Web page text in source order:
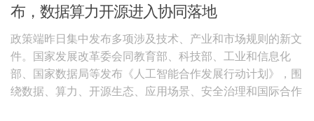
布，数据算力开源进入协同落地
政策端昨日集中发布多项涉及技术、产业和市场规则的新文
件。国家发展改革委会同教育部、科技部、工业和信息化
部、国家数据局等发布《人工智能合作发展行动计划》，围
绕数据、算力、开源生态、应用场景、安全治理和国际合作